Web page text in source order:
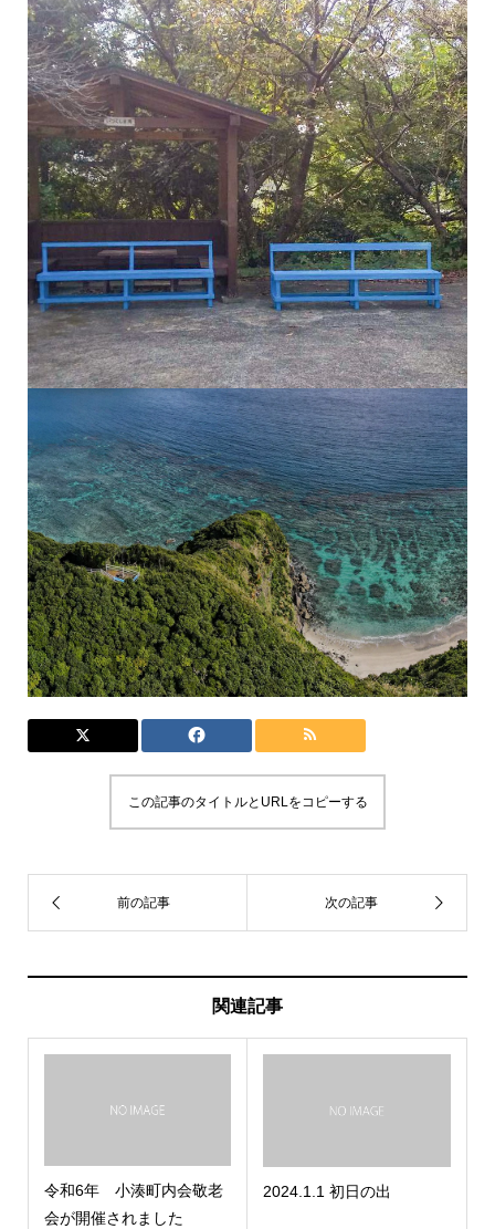
この記事のタイトルとURLをコピーする
関連記事
令和6年 小湊町内会敬老
会が開催されました
2024.1.1 初日の出